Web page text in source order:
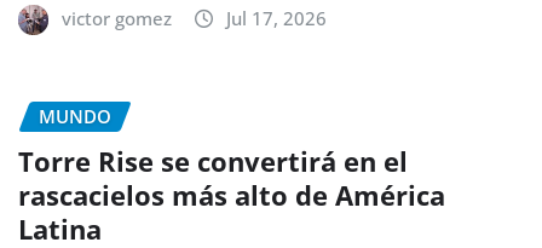
victor gomez Jul 17, 2026
MUNDO
Torre Rise se convertirá en el
rascacielos más alto de América
Latina